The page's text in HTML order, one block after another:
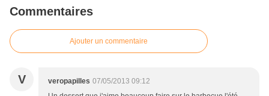
Commentaires
Ajouter un commentaire
V veropapilles 07/05/2013 09:12